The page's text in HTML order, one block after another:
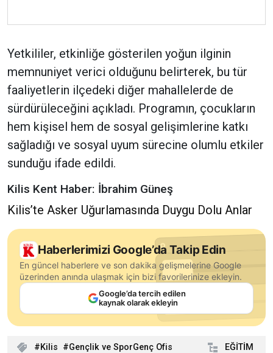
Yetkililer, etkinliğe gösterilen yoğun ilginin
memnuniyet verici olduğunu belirterek, bu tür
faaliyetlerin ilçedeki diğer mahallelerde de
sürdürüleceğini açıkladı. Programın, çocukların
hem kişisel hem de sosyal gelişimlerine katkı
sağladığı ve sosyal uyum sürecine olumlu etkiler
sunduğu ifade edildi.
Kilis Kent Haber: İbrahim Güneş
Kilis’te Asker Uğurlamasında Duygu Dolu Anlar
Haberlerimizi Google’da Takip Edin
En güncel haberlere ve son dakika gelişmelerine Google
üzerinden anında ulaşmak için bizi favorilerinize ekleyin.
Google’da tercih edilen
kaynak olarak ekleyin
Kilis Gençlik ve SporGenç Ofis EĞİTİM